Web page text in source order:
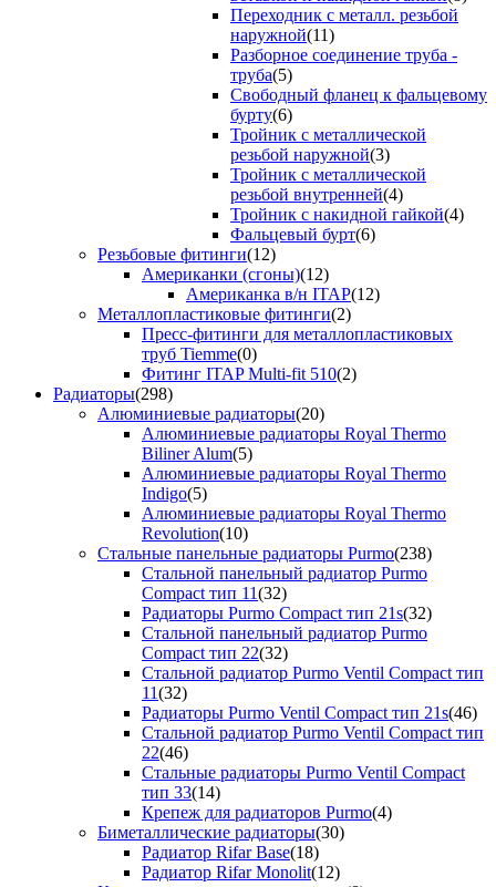
Переходник с металл. резьбой
наружной(11)
Разборное соединение труба -
труба(5)
Свободный фланец к фальцевому
бурту(6)
Тройник с металлической
резьбой наружной(3)
Тройник с металлической
резьбой внутренней(4)
Тройник с накидной гайкой(4)
Фальцевый бурт(6)
Резьбовые фитинги(12)
Американки (сгоны)(12)
Американка в/н ITAP(12)
Металлопластиковые фитинги(2)
Пресс-фитинги для металлопластиковых
труб Tiemme(0)
Фитинг ITAP Multi-fit 510(2)
Радиаторы(298)
Алюминиевые радиаторы(20)
Алюминиевые радиаторы Royal Thermo
Biliner Alum(5)
Алюминиевые радиаторы Royal Thermo
Indigo(5)
Алюминиевые радиаторы Royal Thermo
Revolution(10)
Стальные панельные радиаторы Purmo(238)
Стальной панельный радиатор Purmo
Compact тип 11(32)
Радиаторы Purmo Compact тип 21s(32)
Стальной панельный радиатор Purmo
Compact тип 22(32)
Стальной радиатор Purmo Ventil Compact тип
11(32)
Радиаторы Purmo Ventil Compact тип 21s(46)
Стальной радиатор Purmo Ventil Compact тип
22(46)
Стальные радиаторы Purmo Ventil Compact
тип 33(14)
Крепеж для радиаторов Purmo(4)
Биметаллические радиаторы(30)
Радиатор Rifar Base(18)
Радиатор Rifar Monolit(12)